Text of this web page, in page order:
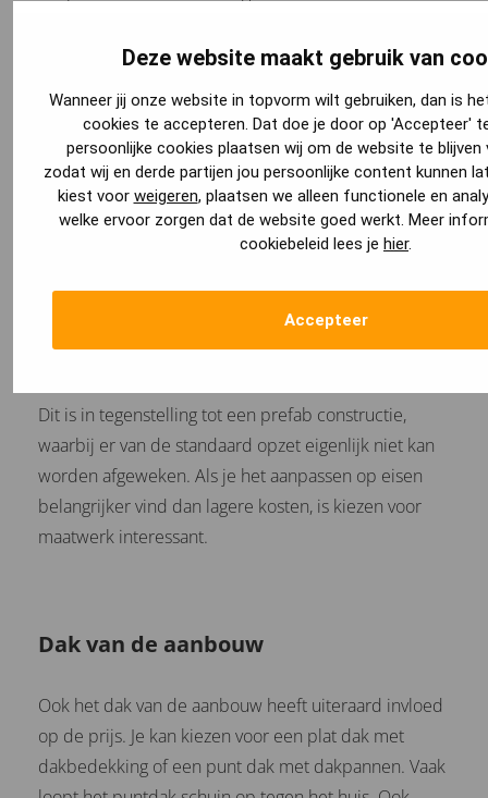
Deze website maakt gebruik van
Wanneer jij onze website in topvorm wilt gebruiken, dan is
cookies te accepteren. Dat doe je door op 'Accepteer'
persoonlijke cookies plaatsen wij om de website te blijven
zodat wij en derde partijen jou persoonlijke content kunnen
kiest voor weigeren, plaatsen we alleen functionele en
welke ervoor zorgen dat de website goed werkt. Meer
cookiebeleid lees je hier.
Accepteer
Een ander voordeel is dat de prefab aanbouw in
korte tijd en eenvoudig geplaatst kan worden. Dit zal
ook nog arbeidskosten besparen. Bij een maatwerk
aanbouw wordt er gekozen om de aanbouw op
locatie te bouwen. Het grote voordeel van een
passen op jouw wensen en eisen.
Dit is in tegenstelling tot een prefab constructie,
waarbij er van de standaard opzet eigenlijk niet kan
worden afgeweken. Als je het aanpassen op eisen
belangrijker vind dan lagere kosten, is kiezen voor
maatwerk interessant.
Dak van de aanbouw
Ook het dak van de aanbouw heeft uiteraard invloed
op de prijs. Je kan kiezen voor een plat dak met
dakbedekking of een punt dak met dakpannen. Vaak